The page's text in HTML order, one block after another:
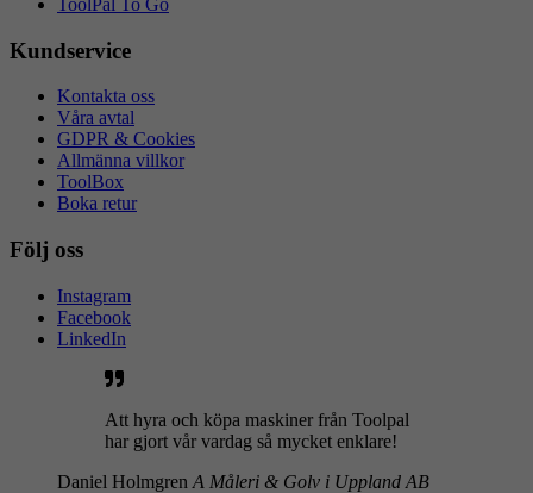
ToolPal To Go
Kundservice
Kontakta oss
Våra avtal
GDPR & Cookies
Allmänna villkor
ToolBox
Boka retur
Följ oss
Instagram
Facebook
LinkedIn
Att hyra och köpa maskiner från Toolpal
har gjort vår vardag så mycket enklare!
Daniel Holmgren A Måleri & Golv i Uppland AB